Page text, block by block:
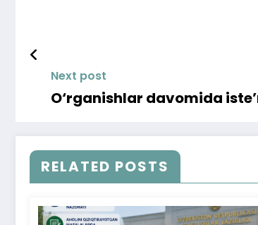
Next post
O‘rganishlar davomida
RELATED POSTS